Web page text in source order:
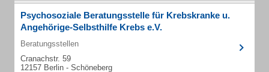
Psychosoziale Beratungsstelle für Krebskranke u.
Angehörige-Selbsthilfe Krebs e.V.
Beratungsstellen
Cranachstr. 59
12157 Berlin - Schöneberg